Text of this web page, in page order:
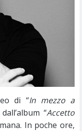
di “In mezzo a
“Accetto
In poche ore,